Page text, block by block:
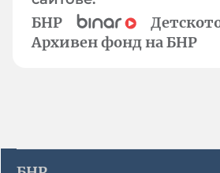
БНР
Архивен фонд на БНР